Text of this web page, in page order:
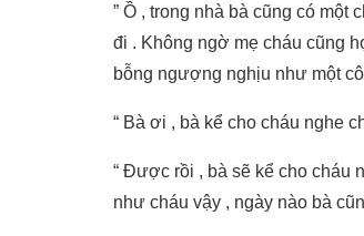
” Ồ , trong nhà bà cũng có
đi . Không ngờ mẹ cháu cũng
bỗng ngượng nghịu như một
“ Bà ơi , bà kể cho cháu nghe
“ Được rồi , bà sẽ kể cho cháu
như cháu vậy , ngày nào bà